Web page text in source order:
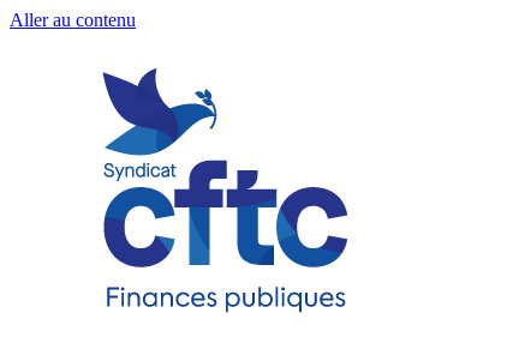
Aller au contenu